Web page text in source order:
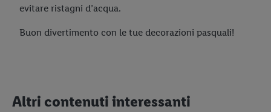
evitare ristagni d’acqua.
Buon divertimento con le tue decorazioni pasquali!
Altri contenuti interessanti